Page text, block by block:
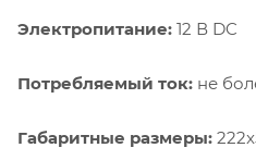
Электропитание: 12 В DC
Потребляемый ток: не
Габаритные размеры: